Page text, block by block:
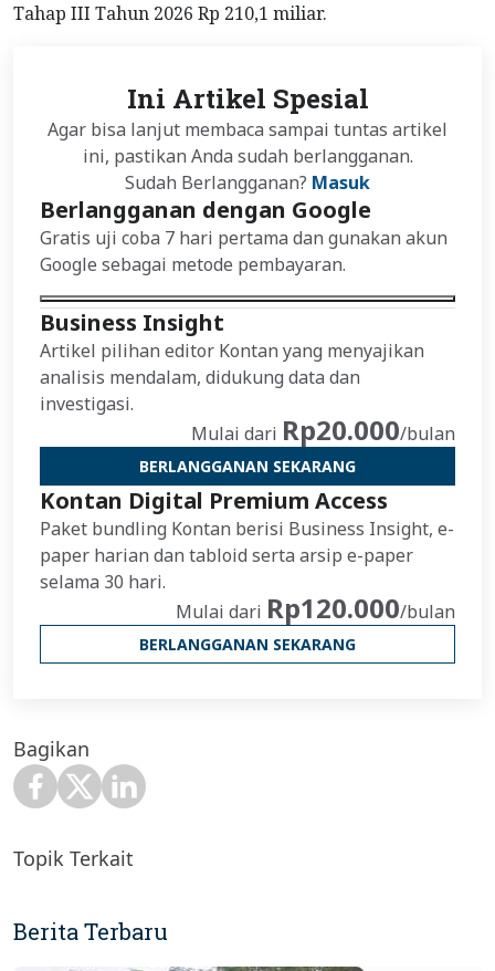
Tahap III Tahun 2026 Rp 210,1 miliar.
Ini Artikel Spesial
Agar bisa lanjut membaca sampai tuntas artikel
ini, pastikan Anda sudah berlangganan.
Sudah Berlangganan? Masuk
Berlangganan dengan Google
Gratis uji coba 7 hari pertama dan gunakan akun
Google sebagai metode pembayaran.
Business Insight
Artikel pilihan editor Kontan yang menyajikan
analisis mendalam, didukung data dan
investigasi.
Mulai dari Rp20.000/bulan
BERLANGGANAN SEKARANG
Kontan Digital Premium Access
Paket bundling Kontan berisi Business Insight, e-
paper harian dan tabloid serta arsip e-paper
selama 30 hari.
Mulai dari Rp120.000/bulan
BERLANGGANAN SEKARANG
Bagikan
Topik Terkait
Berita Terbaru